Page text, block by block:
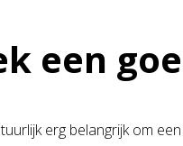
een
erg belangrijk om